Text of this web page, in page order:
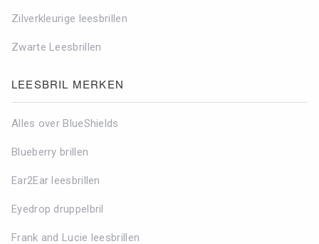
Zilverkleurige leesbrillen
Zwarte Leesbrillen
LEESBRIL MERKEN
Alles over BlueShields
Blueberry brillen
Ear2Ear leesbrillen
Eyedrop druppelbril
Frank and Lucie leesbrillen